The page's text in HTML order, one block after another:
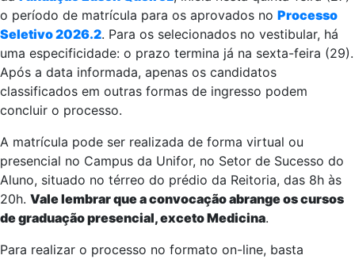
o período de matrícula para os aprovados no Processo
Seletivo 2026.2. Para os selecionados no vestibular, há
uma especificidade: o prazo termina já na sexta-feira (29).
Após a data informada, apenas os candidatos
classificados em outras formas de ingresso podem
concluir o processo.
A matrícula pode ser realizada de forma virtual ou
presencial no Campus da Unifor, no Setor de Sucesso do
Aluno, situado no térreo do prédio da Reitoria, das 8h às
20h. Vale lembrar que a convocação abrange os cursos
de graduação presencial, exceto Medicina.
Para realizar o processo no formato on-line, basta